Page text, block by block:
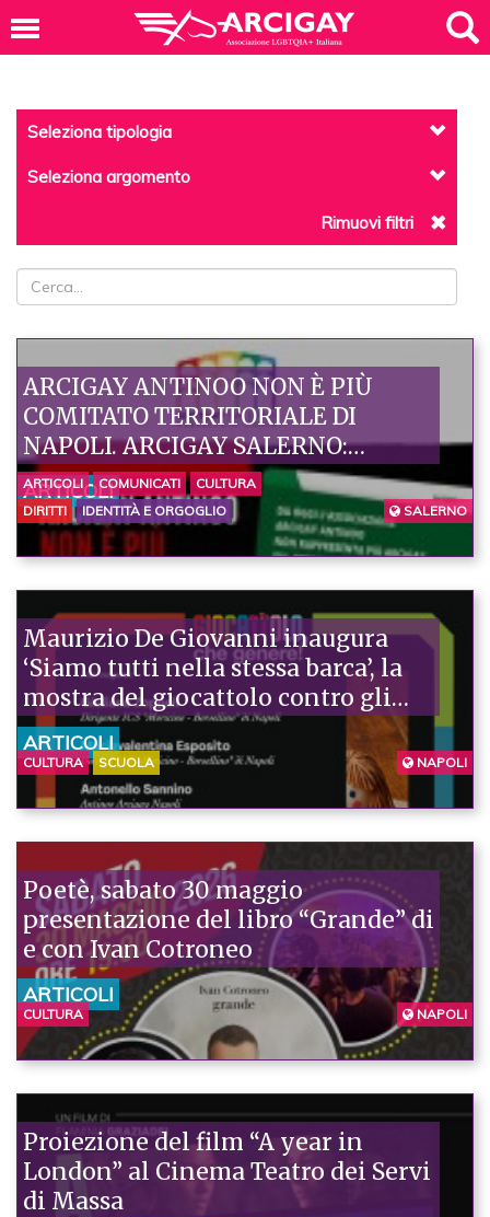
Seleziona tipologia
Seleziona argomento
Rimuovi filtri
ARCIGAY ANTINOO NON È PIÙ
COMITATO TERRITORIALE DI
NAPOLI. ARCIGAY SALERNO:
DECISIONE ECCEZIONALE, UN
PRIMO PASSO VERSO IL
RIPRISTINO DI UN RAPPORTO
FIDUCIARIO FONDATO SU
RESPONSABILITÀ E VALORI
CONDIVISI
ARTICOLI
ARTICOLI COMUNICATI
CULTURA
DIRITTI
IDENTITÀ E ORGOGLIO SALERNO
Maurizio De Giovanni inaugura
‘Siamo tutti nella stessa barca’, la
mostra del giocattolo contro gli
stereotipi di genere
ARTICOLI
CULTURA SCUOLA NAPOLI
Poetè, sabato 30 maggio
presentazione del libro “Grande” di
e con Ivan Cotroneo
ARTICOLI
CULTURA NAPOLI
Proiezione del film “A year in
London” al Cinema Teatro dei Servi
di Massa